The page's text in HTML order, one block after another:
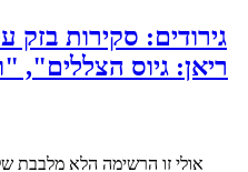
גירודים: סקירות
ריאן: גיוס הצללים",